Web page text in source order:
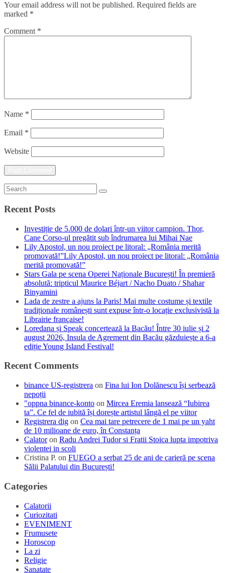
Your email address will not be published. Required fields are
marked *
Comment *
Name *
Email *
Website
Recent Posts
Investiție de 5.000 de dolari într-un viitor campion. Thor,
Cane Corso-ul pregătit sub îndrumarea lui Mihai Nae
Lily Apostol, un nou proiect pe litoral: „România merită
promovată!”Lily Apostol, un nou proiect pe litoral: „România
merită promovată!”
Stars Gala pe scena Operei Naționale București! În premieră
absolută: tripticul Maurice Béjart / Nacho Duato / Shahar
Binyamini
Lada de zestre a ajuns la Paris! Mai multe costume și textile
tradiționale românești sunt expuse într-o locație exclusivistă la
Librairie française!
Loredana și Speak concertează la Bacău! Între 30 iulie și 2
august 2026, Insula de Agrement din Bacău găzduiește a 6-a
ediție Young Island Festival!
Recent Comments
binance US-registrera on Fina lui Ion Dolănescu își serbează
nepoții
"oppna binance-konto on Mircea Eremia lansează “Iubirea
ta”. Ce fel de iubită își dorește artistul lângă el pe viitor
Registrera dig on Cea mai tare petrecere de 1 mai pe un yaht
de 10 milioane de euro, în Constanța
Calatoron Radu Andrei Tudor si Fratii Stoica lupta impotriva
violentei in scoli
Cristina P. on FUEGO a serbat 25 de ani de carieră pe scena
Sălii Palatului din București!
Categories
Calatorii
Curiozitati
EVENIMENT
Frumusete
Horoscop
La zi
Religie
Sanatate